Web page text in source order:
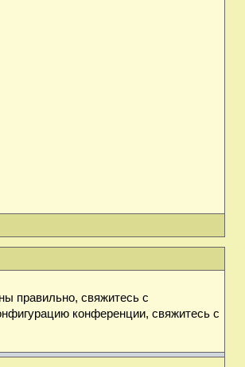
правильно, свяжитесь с
конференции, свяжитесь с